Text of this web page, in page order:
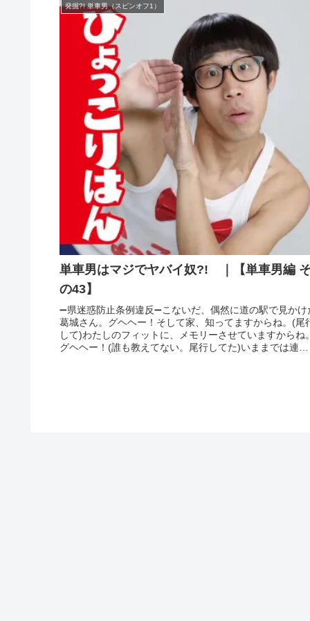
発掘?! 単車男（スピンオフ1）
単車男はマジでヤバイ奴?! ｜【単車男編
の43】
➖県迷惑防止条例違反➖こないだ、偶然に道の駅で見かけ
葛城さん。グヘヘー！そして家、知ってますからね。(尾
して)わたしのフィットに、メモリーさせていますからね
グヘヘー！(誰も教えてない。尾行してた)いままでは連絡